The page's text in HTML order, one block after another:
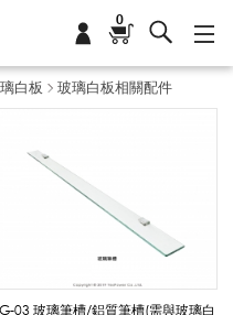
0
白板 玻璃白板相關配件
G-03 玻璃筆槽/鋁質筆槽(需與玻璃白